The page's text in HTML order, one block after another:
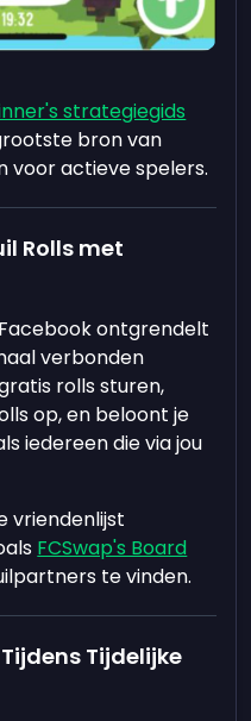
strategiegids
bron van
voor actieve spelers.
Rolls met
ontgrendelt
verbonden
rolls sturen,
op, en beloont je
iedereen die via jou
vriendenlijst
FCSwap's Board
te vinden.
Tijdelijke